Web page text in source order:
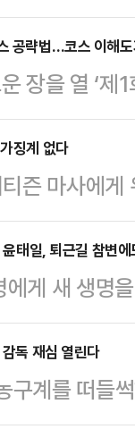
.삼성 구단
지 계약을
마친 오러
적인 배경
보였으나,
얻었다. 특히
공략법…코스 이해
장을 열 ‘제
다가왔다.
격돌하는
게 요리하느
트리클럽(파
‘경험’과
이른바 악
징계 없다
즌 마사에
이 추가 징
린 대한축구
계를 하지
장으로 끝
전과의 하나
뒤에서 강하
…
태일, 퇴근길 참변
게 새 생명
수의 유족들
를 받은 것으
중 사고였음
데일리안'
독 재심 열린다
구계를 떠들
다.KBL은